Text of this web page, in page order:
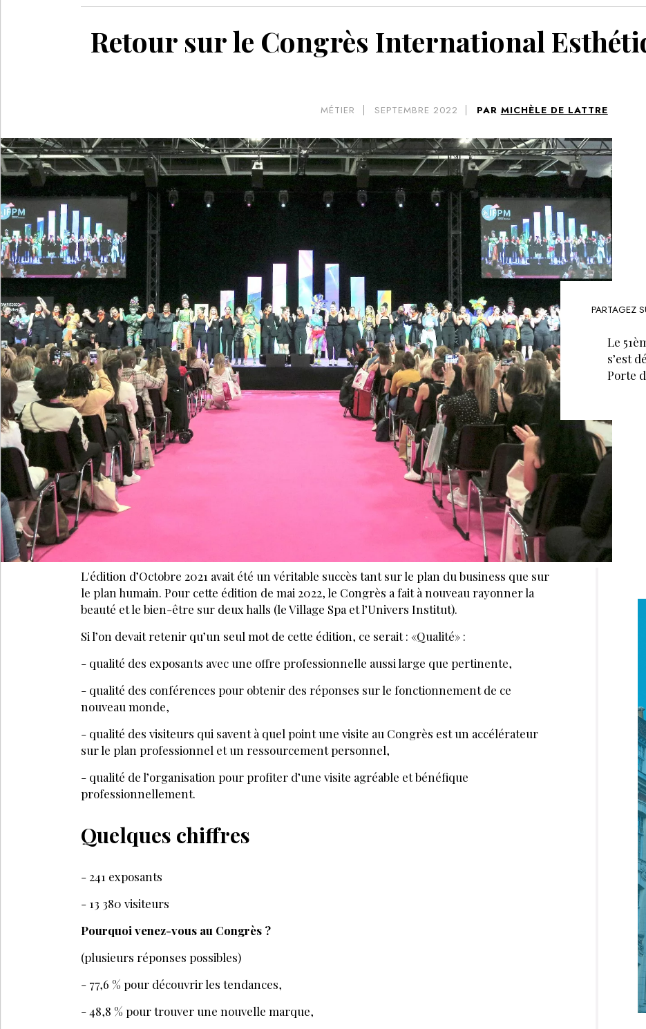
Retour sur le Congrès International
MÉTIER SEPTEMBRE 2022 PAR MICHÈLE DE LATTRE
PARTAGEZ
Le
s’est
Porte
L'édition d’Octobre 2021 avait été un véritable succès tant sur le plan du business que sur
le plan humain. Pour cette édition de mai 2022, le Congrès a fait à nouveau rayonner la
beauté et le bien-être sur deux halls (le Village Spa et l’Univers Institut).
Si l’on devait retenir qu’un seul mot de cette édition, ce serait : «Qualité» :
- qualité des exposants avec une offre professionnelle aussi large que pertinente,
- qualité des conférences pour obtenir des réponses sur le fonctionnement de ce
nouveau monde,
- qualité des visiteurs qui savent à quel point une visite au Congrès est un accélérateur
sur le plan professionnel et un ressourcement personnel,
- qualité de l’organisation pour profiter d’une visite agréable et bénéfique
professionnellement.
Quelques chiffres
- 241 exposants
- 13 380 visiteurs
Pourquoi venez-vous au Congrès ?
(plusieurs réponses possibles)
- 77,6 % pour découvrir les tendances,
- 48,8 % pour trouver une nouvelle marque,